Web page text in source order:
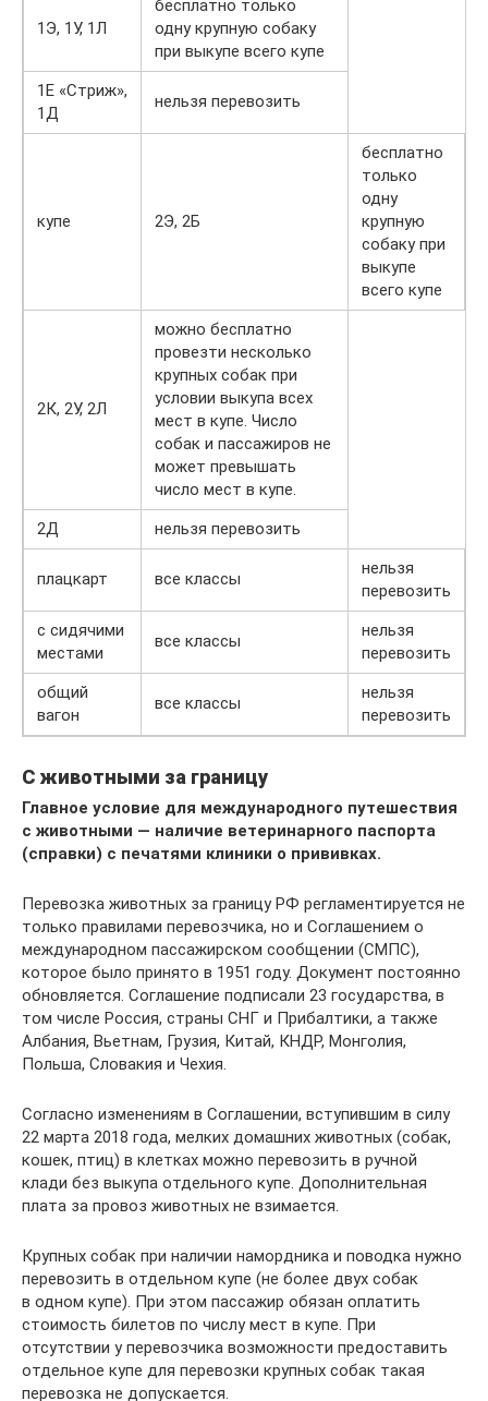
1Э, 1У, 1Л
бесплатно только
одну крупную собаку
при выкупе всего купе
1Е «Стриж»,
1Д
нельзя перевозить
купе 2Э, 2Б
бесплатно
только
одну
крупную
собаку при
выкупе
всего купе
2К, 2У, 2Л
можно бесплатно
провезти несколько
крупных собак при
условии выкупа всех
мест в купе. Число
собак и пассажиров не
может превышать
число мест в купе.
2Д
нельзя перевозить
плацкарт все классы
нельзя
перевозить
с сидячими
местами
все классы
нельзя
перевозить
общий
вагон
все классы
нельзя
перевозить
С животными за границу
Главное условие для международного путешествия
с животными — наличие ветеринарного паспорта
(справки) с печатями клиники о прививках.
Перевозка животных за границу РФ регламентируется не
только правилами перевозчика, но и Соглашением о
международном пассажирском сообщении (СМПС),
которое было принято в 1951 году. Документ постоянно
обновляется. Соглашение подписали 23 государства, в
том числе Россия, страны СНГ и Прибалтики, а также
Албания, Вьетнам, Грузия, Китай, КНДР, Монголия,
Польша, Словакия и Чехия.
Согласно изменениям в Соглашении, вступившим в силу
22 марта 2018 года, мелких домашних животных (собак,
кошек, птиц) в клетках можно перевозить в ручной
клади без выкупа отдельного купе. Дополнительная
плата за провоз животных не взимается.
Крупных собак при наличии намордника и поводка нужно
перевозить в отдельном купе (не более двух собак
в одном купе). При этом пассажир обязан оплатить
стоимость билетов по числу мест в купе. При
отсутствии у перевозчика возможности предоставить
отдельное купе для перевозки крупных собак такая
перевозка не допускается.